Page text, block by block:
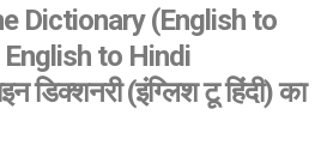
Dictionary (English to
to Hindi
डिक्शनरी (इंग्लिश टू हिंदी) का